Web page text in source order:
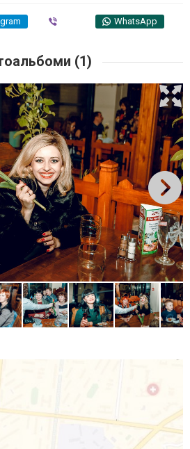
WhatsApp
(1)